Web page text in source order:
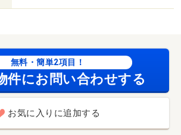
無料・簡単2項目！
件にお問い合わせする
お気に入りに追加する